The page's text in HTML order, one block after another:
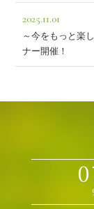
2025.11.01
～今をもっと楽
ナー開催！